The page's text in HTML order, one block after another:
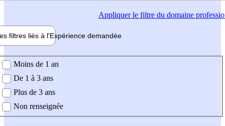
Appliquerle filtre du domaine
filtres liés à l'Expérience demandée
demandée
Moins de 1 an
De 1 à 3 ans
Plus de 3 ans
Non renseignée